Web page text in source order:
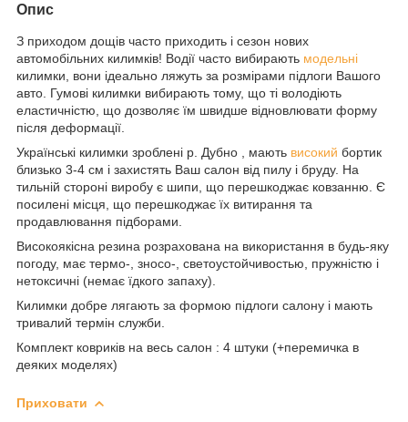
Опис
З приходом дощів часто приходить і сезон нових
автомобільних килимків! Водії часто вибирають модельні
килимки, вони ідеально ляжуть за розмірами підлоги Вашого
авто. Гумові килимки вибирають тому, що ті володіють
еластичністю, що дозволяє їм швидше відновлювати форму
після деформації.
Українські килимки зроблені р. Дубно , мають високий бортик
близько 3-4 см і захистять Ваш салон від пилу і бруду. На
тильній стороні виробу є шипи, що перешкоджає ковзанню. Є
посилені місця, що перешкоджає їх витирання та
продавлювання підборами.
Високоякісна резина розрахована на використання в будь-яку
погоду, має термо-, зносо-, светоустойчивостью, пружністю і
нетоксичні (немає їдкого запаху).
Килимки добре лягають за формою підлоги салону і мають
тривалий термін служби.
Комплект ковриків на весь салон : 4 штуки (+перемичка в
деяких моделях)
Приховати